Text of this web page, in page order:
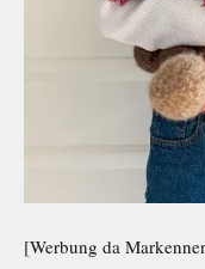
[Werbung da